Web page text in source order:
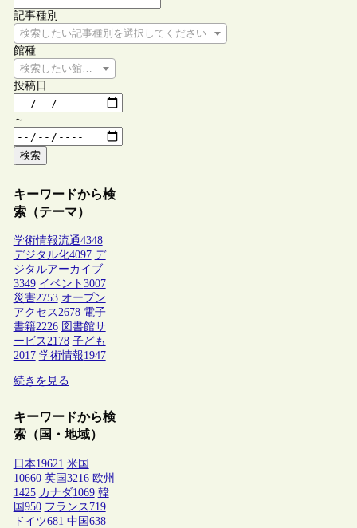
記事種別
検索したい記事種別を選択してください
館種
検索したい館種を選択してください
投稿日
～
検索
キーワードから検
索（テーマ）
学術情報流通4348
デジタル化4097 デ
ジタルアーカイブ
3349 イベント 3007
災害2753 オープン
アクセス 2678 電子
書籍2226 図書館サ
ービス 2178 子ども
2017 学術情報1947
続きを見る
キーワードから検
索（国・地域）
日本19621 米国
10660 英国3216 欧州
1425 カナダ1069 韓
国950 フランス 719
ドイツ681 中国638